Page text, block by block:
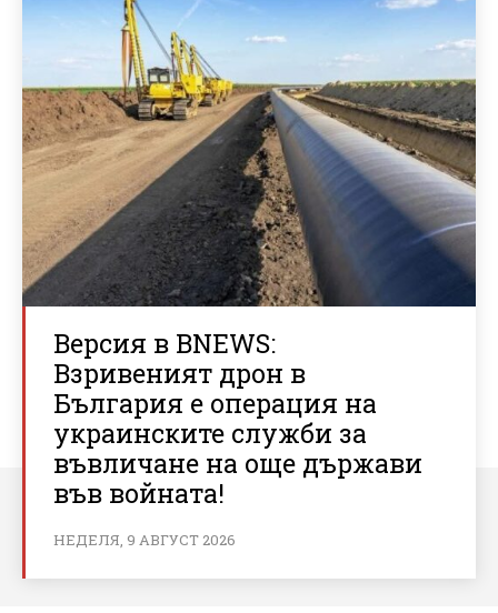
Версия в BNEWS:
Взривеният дрон в
България е операция на
украинските служби за
въвличане на още държави
във войната!
НЕДЕЛЯ, 9 АВГУСТ 2026